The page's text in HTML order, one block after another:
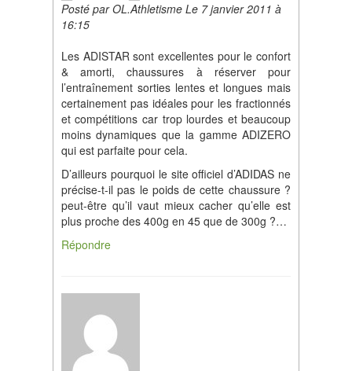
Posté par OL.Athletisme Le 7 janvier 2011 à
16:15
Les ADISTAR sont excellentes pour le confort
& amorti, chaussures à réserver pour
l’entraînement sorties lentes et longues mais
certainement pas idéales pour les fractionnés
et compétitions car trop lourdes et beaucoup
moins dynamiques que la gamme ADIZERO
qui est parfaite pour cela.
D’ailleurs pourquoi le site officiel d’ADIDAS ne
précise-t-il pas le poids de cette chaussure ?
peut-être qu’il vaut mieux cacher qu’elle est
plus proche des 400g en 45 que de 300g ?…
Répondre